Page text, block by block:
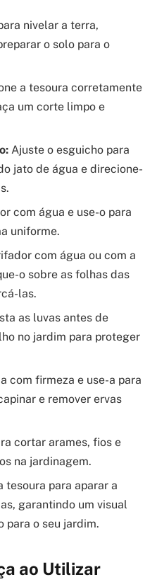
nivelar a terra,
o solo para o
a tesoura corretamente
um corte limpo e
Ajuste o esguicho para
jato de água e direcione-
com água e use-o para
uniforme.
com água ou com a
o sobre as folhas das
las.
as luvas antes de
no jardim para proteger
com firmeza e use-a para
e remover ervas
cortar arames, fios e
na jardinagem.
tesoura para aparar a
garantindo um visual
para o seu jardim.
ao Utilizar